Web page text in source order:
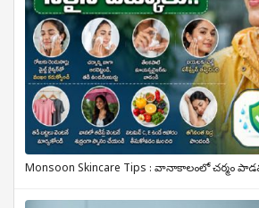
Monsoon Skincare Tips : వానాకాలంలో చర్మం